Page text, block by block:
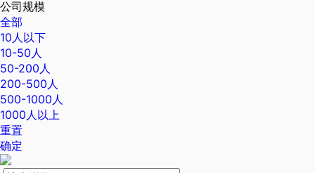
公司规模
全部
10人以下
10-50人
50-200人
200-500人
500-1000人
1000人以上
重置
确定